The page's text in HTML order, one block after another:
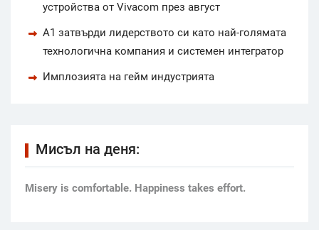
устройства от Vivacom през август
А1 затвърди лидерството си като най-голямата
технологична компания и системен интегратор
Имплозията на гейм индустрията
Мисъл на деня:
Мisery is comfortable. Happiness takes effort.